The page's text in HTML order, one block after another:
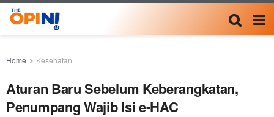
Home Kesehatan
Aturan Baru Sebelum Keberangkatan,
Penumpang Wajib Isi e-HAC